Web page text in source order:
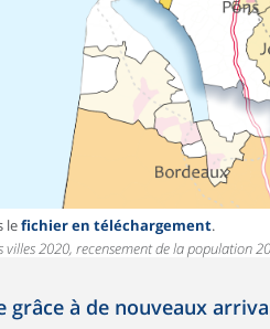
lefichier en téléchargement.
villes 2020, recensement de la population
à de nouveaux